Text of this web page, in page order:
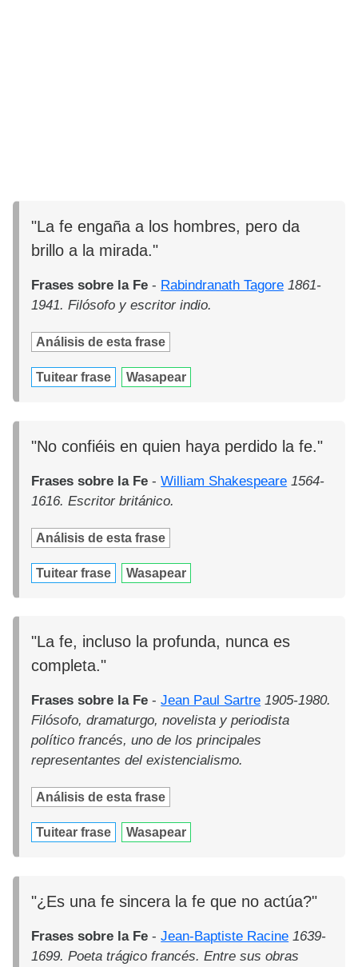
"La fe engaña a los hombres, pero da
brillo a la mirada."
Frases sobre la Fe - Rabindranath Tagore 1861-
1941. Filósofo y escritor indio.
Análisis de esta frase
Tuitear frase Wasapear
"No confiéis en quien haya perdido la fe."
Frases sobre la Fe -William Shakespeare 1564-
1616. Escritor británico.
Análisis de esta frase
Tuitear frase Wasapear
"La fe, incluso la profunda, nunca es
completa."
Frases sobre la Fe -Jean Paul Sartre 1905-1980.
Filósofo, dramaturgo, novelista y periodista
político francés, uno de los principales
representantes del existencialismo.
Análisis de esta frase
Tuitear frase Wasapear
"¿Es una fe sincera la fe que no actúa?"
Frases sobre la Fe -Jean-Baptiste Racine 1639-
1699. Poeta trágico francés. Entre sus obras